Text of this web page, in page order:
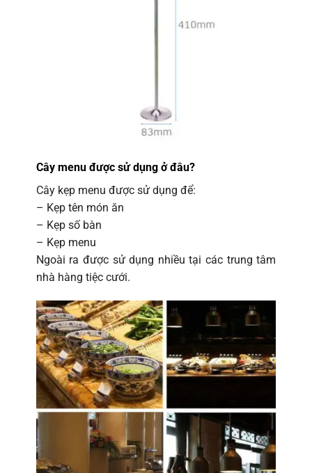
Cây menu được sử dụng ở đâu?
Cây kẹp menu được sử dụng để:
– Kẹp tên món ăn
– Kẹp số bàn
– Kẹp menu
Ngoài ra được sử dụng nhiều tại các trung tâm
nhà hàng tiệc cưới.